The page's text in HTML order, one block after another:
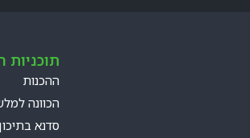
תוכניות
ההכנות
הכוונה
סדנא